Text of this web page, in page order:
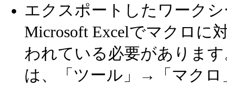
エクスポートしたワーク
Microsoft Excelでマクロに
われている必要があります
は、「ツール」→「マク